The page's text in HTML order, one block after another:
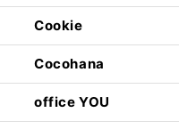
Cookie
Cocohana
office YOU